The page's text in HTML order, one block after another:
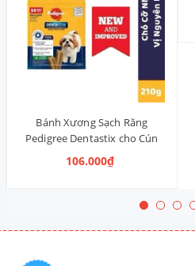
Bánh Xương Sạch Răng
Pedigree Dentastix cho Cún
vừa 210g (14 Thanh, Vị Truyền
Thống)
106.000₫